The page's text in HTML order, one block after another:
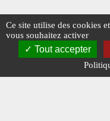
Ce site utilise des cookies
vous souhaitez activer
Tout accepter